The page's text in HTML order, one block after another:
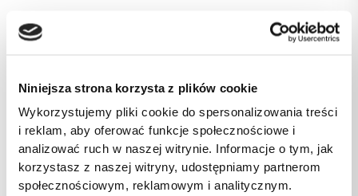
Niniejsza strona korzysta z plików cookie
Wykorzystujemy pliki cookie do spersonalizowania treści
i reklam, aby oferować funkcje społecznościowe i
analizować ruch w naszej witrynie. Informacje o tym, jak
korzystasz z naszej witryny, udostępniamy partnerom
społecznościowym, reklamowym i analitycznym.
Adres e-mail
Wiadomość